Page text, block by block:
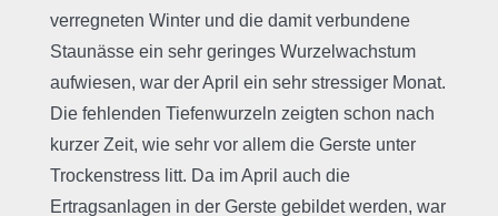
verregneten Winter und die damit verbundene
Staunässe ein sehr geringes Wurzelwachstum
aufwiesen, war der April ein sehr stressiger Monat.
Die fehlenden Tiefenwurzeln zeigten schon nach
kurzer Zeit, wie sehr vor allem die Gerste unter
Trockenstress litt. Da im April auch die
Ertragsanlagen in der Gerste gebildet werden, war